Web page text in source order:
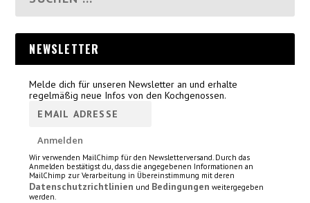
NEWSLETTER
Melde dich für unseren Newsletter an und erhalte
regelmäßig neue Infos von den Kochgenossen.
Wir verwenden MailChimp für den Newsletterversand. Durch das
Anmelden bestätigst du, dass die angegebenen Informationen an
MailChimp zur Verarbeitung in Übereinstimmung mit deren
Datenschutzrichtlinien und Bedingungen weitergegeben
werden.